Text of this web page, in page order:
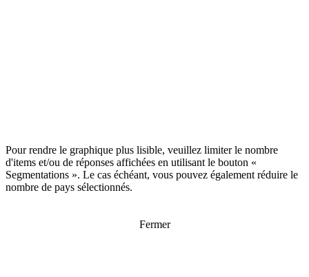
Pour rendre le graphique plus lisible, veuillez limiter le nombre
d'items et/ou de réponses affichées en utilisant le bouton «
Segmentations ». Le cas échéant, vous pouvez également réduire le
nombre de pays sélectionnés.
Fermer